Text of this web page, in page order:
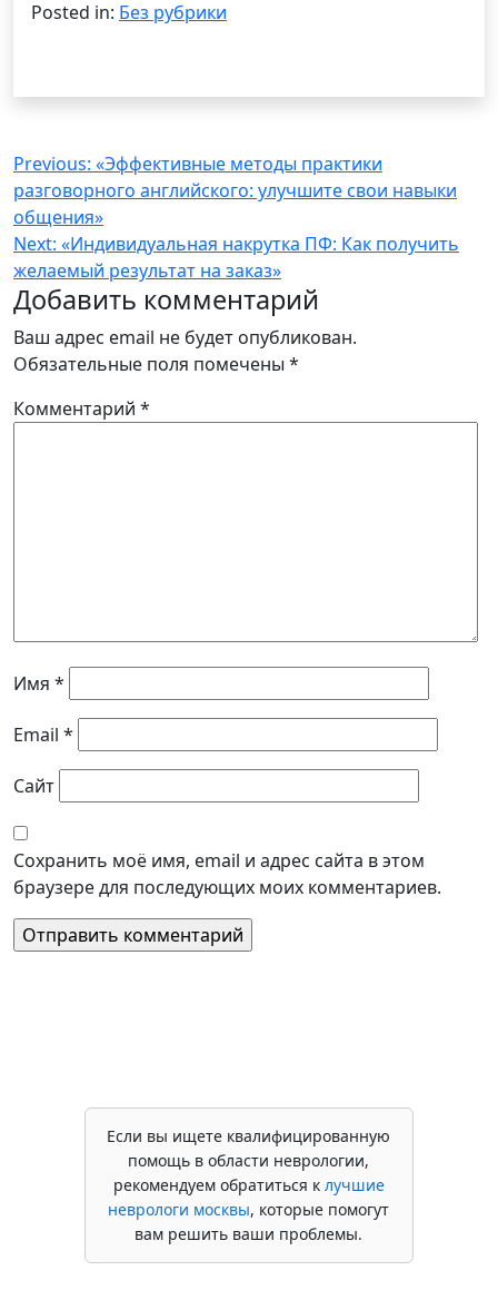
Posted in: Без рубрики
Навигация
по
записям
Previous: «Эффективные методы практики
разговорного английского: улучшите свои навыки
общения»
Next: «Индивидуальная накрутка ПФ: Как получить
желаемый результат на заказ»
Добавить комментарий
Ваш адрес email не будет опубликован.
Обязательные поля помечены *
Комментарий *
Имя *
Email *
Сайт
Сохранить моё имя, email и адрес сайта в этом
браузере для последующих моих комментариев.
Если вы ищете квалифицированную
помощь в области неврологии,
рекомендуем обратиться к лучшие
неврологи москвы, которые помогут
вам решить ваши проблемы.